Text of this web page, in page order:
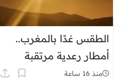
الطقس غدًا بالمغرب..
أمطار رعدية مرتقبة
وحرارة تصل إلى 45 درجة
منذ 16 ساعة